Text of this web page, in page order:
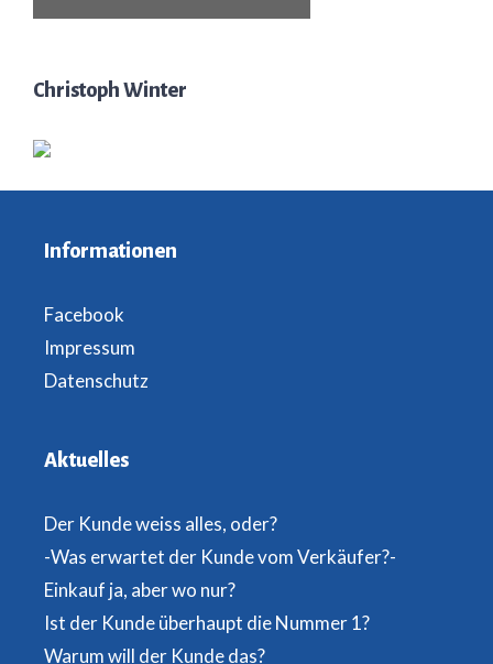
Christoph Winter
Informationen
Facebook
Impressum
Datenschutz
Aktuelles
Der Kunde weiss alles, oder?
-Was erwartet der Kunde vom Verkäufer?-
Einkauf ja, aber wo nur?
Ist der Kunde überhaupt die Nummer 1?
Warum will der Kunde das?